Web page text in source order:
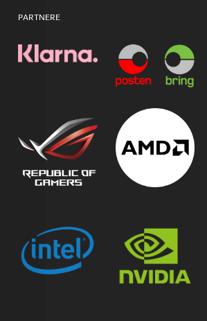
PARTNERE